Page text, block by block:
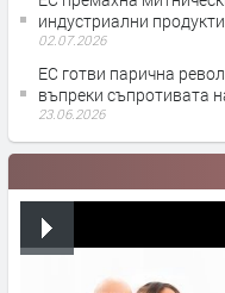
индустриални продукти
02.07.2026
ЕС готви парична
въпреки съпротивата
23.06.2026